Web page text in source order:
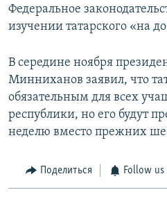
Федеральное
изучении татарского «на
В середине ноября
Минниханов заявил, что
обязательным для всех
республики, но его будут
неделю вместо прежних
Поделиться Follow us